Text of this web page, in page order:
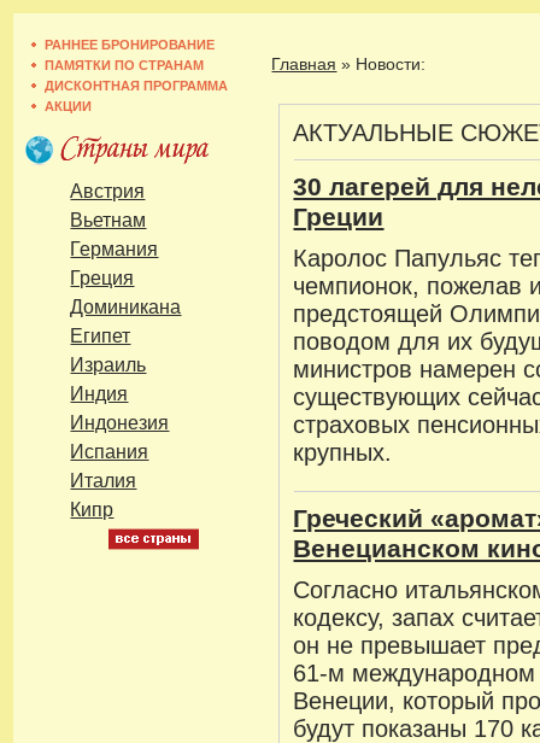
РАННЕЕ БРОНИРОВАНИЕ
ПАМЯТКИ ПО СТРАНАМ
ДИСКОНТНАЯ ПРОГРАММА
АКЦИИ
Австрия
Вьетнам
Германия
Греция
Доминикана
Египет
Израиль
Индия
Индонезия
Испания
Италия
Кипр
Главная » Новости:
АКТУАЛЬНЫЕ
30 лагерей для
Греции
Каролос Папульяс
чемпионок, пожелав
предстоящей
поводом для их
министров намерен
существующих
страховых
крупных.
Греческий
Венецианском
Согласно
кодексу, запах
он не превышает
61-м международном
Венеции, который
будут показаны 170